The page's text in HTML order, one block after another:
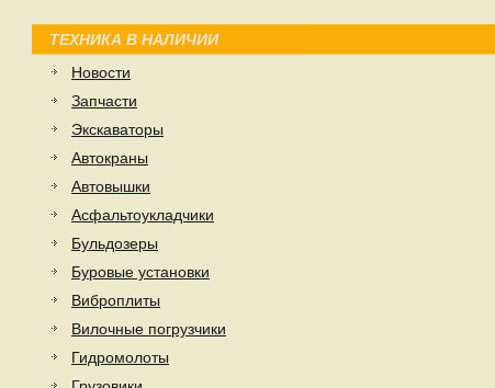
ТЕХНИКА В НАЛИЧИИ
Новости
Запчасти
Экскаваторы
Автокраны
Автовышки
Асфальтоукладчики
Бульдозеры
Буровые установки
Виброплиты
Вилочные погрузчики
Гидромолоты